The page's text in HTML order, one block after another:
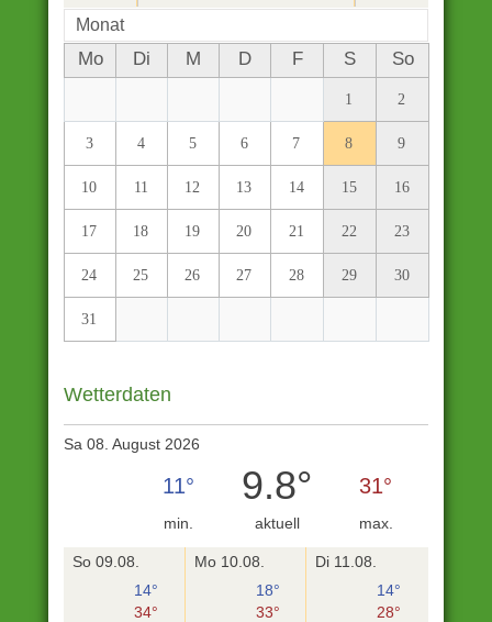
und
Kulturverein
Moselsteig,
Wandergenuss
Wanderrast,
WeinWetterWeg
Monat
Mo Di M D F S So
1 2
3 4 5 6 7 8 9
10 11 12 13 14 15 16
17 18 19 20 21 22 23
24 25 26 27 28 29 30
31
Wetterdaten
Sa 08. August 2026
11°
min.
9.8°
aktuell
31°
max.
So 09.08.
14°
34°
Mo 10.08.
18°
33°
Di 11.08.
14°
28°